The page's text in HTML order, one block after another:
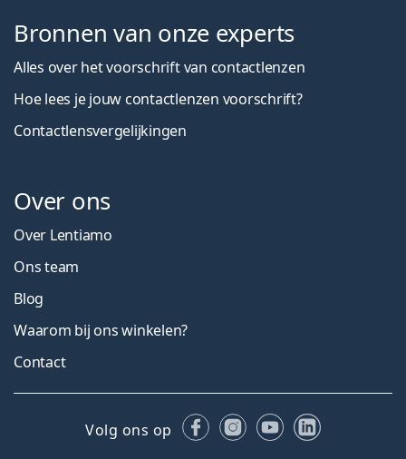
Bronnen van onze experts
Alles over het voorschrift van contactlenzen
Hoe lees je jouw contactlenzen voorschrift?
Contactlensvergelijkingen
Over ons
Over Lentiamo
Ons team
Blog
Waarom bij ons winkelen?
Contact
Volg ons op FacebookInstagram
YouTubeLinkedIn